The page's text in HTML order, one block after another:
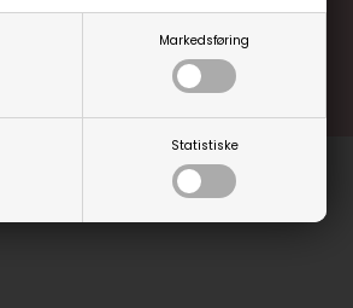
Markedsføring
Statistiske
bliv medlem